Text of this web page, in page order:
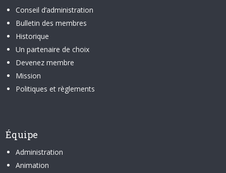
Conseil d’administration
Bulletin des membres
Historique
Un partenaire de choix
Devenez membre
Mission
Politiques et règlements
Équipe
Administration
Animation